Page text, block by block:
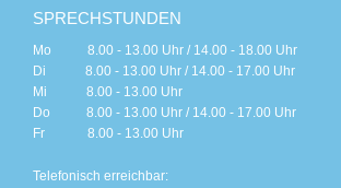
SPRECHSTUNDEN
Mo 8.00 - 13.00 Uhr / 14.00 - 18.00 Uhr
Di 8.00 - 13.00 Uhr / 14.00 - 17.00 Uhr
Mi 8.00 - 13.00 Uhr
Do 8.00 - 13.00 Uhr / 14.00 - 17.00 Uhr
Fr 8.00 - 13.00 Uhr
Telefonisch erreichbar: